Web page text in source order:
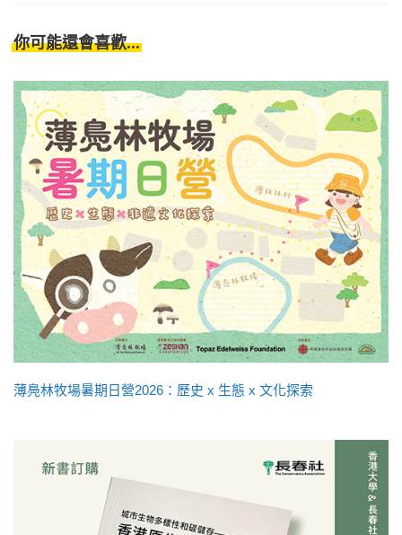
你可能還會喜歡...
薄鳧林牧場暑期日營2026：歷史 x 生態 x 文化探索